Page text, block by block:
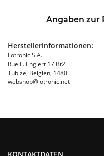
Angaben zur
Herstellerinformationen:
Lotronic S.A.
Rue F. Englert 17 Bt2
Tubize, Belgien, 1480
webshop@lotronic.net
KONTAKTDATEN